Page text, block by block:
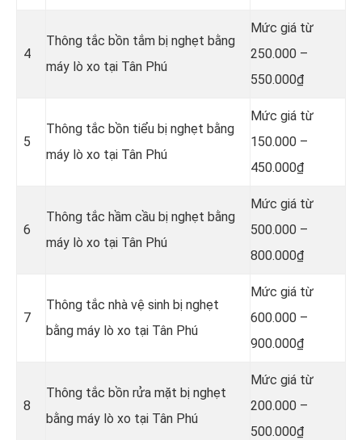
4
Thông tắc bồn tắm bị nghẹt bằng
máy lò xo tại Tân Phú
Mức giá từ
250.000 –
550.000₫
5
Thông tắc bồn tiểu bị nghẹt bằng
máy lò xo tại Tân Phú
Mức giá từ
150.000 –
450.000₫
6
Thông tắc hầm cầu bị nghẹt bằng
máy lò xo tại Tân Phú
Mức giá từ
500.000 –
800.000₫
7
Thông tắc nhà vệ sinh bị nghẹt
bằng máy lò xo tại Tân Phú
Mức giá từ
600.000 –
900.000₫
8
Thông tắc bồn rửa mặt bị nghẹt
bằng máy lò xo tại Tân Phú
Mức giá từ
200.000 –
500.000₫